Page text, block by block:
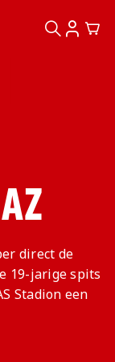
ZOEKEN
direct de
19-jarige spits
Stadion een